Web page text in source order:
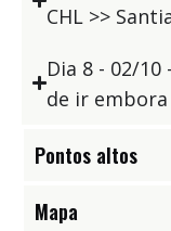
Pontos altos
Mapa
CHL >>
Dia 8 - 02/10
de ir embora